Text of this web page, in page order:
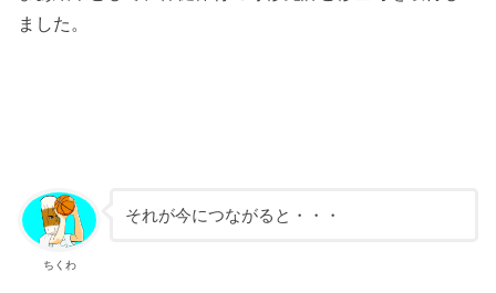
ました。
ちくわ
それが今につながると・・・